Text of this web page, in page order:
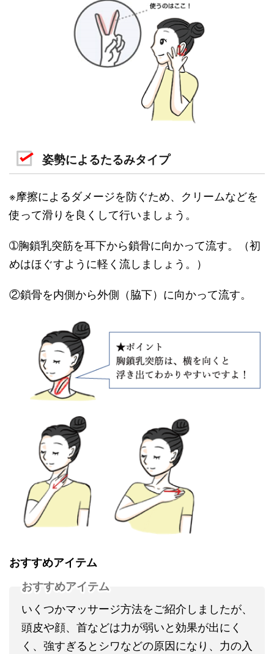
姿勢によるたるみタイプ
※摩擦によるダメージを防ぐため、クリームなどを
使って滑りを良くして行いましょう。
➀胸鎖乳突筋を耳下から鎖骨に向かって流す。（初
めはほぐすように軽く流しましょう。）
②鎖骨を内側から外側（脇下）に向かって流す。
おすすめアイテム
おすすめアイテム
いくつかマッサージ方法をご紹介しましたが、
頭皮や顔、首などは力が弱いと効果が出にく
く、強すぎるとシワなどの原因になり、力の入